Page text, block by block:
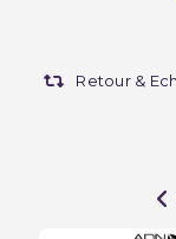
Retour &